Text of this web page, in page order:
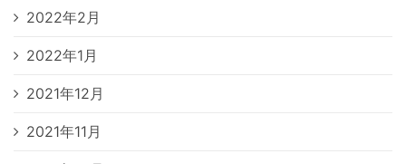
2022年2月
2022年1月
2021年12月
2021年11月